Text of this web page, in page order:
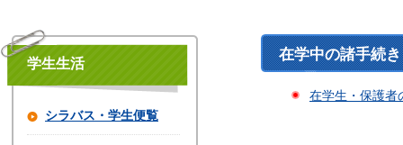
在学中の諸手続き
在学生・保護者
学生生活
シラバス・学生便覧